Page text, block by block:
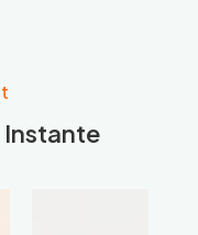
Instante